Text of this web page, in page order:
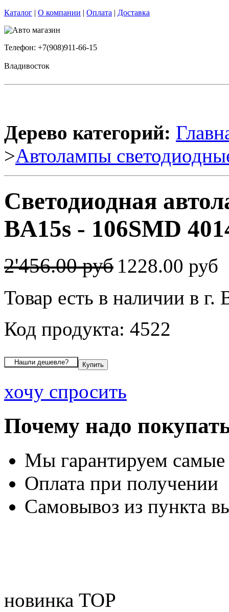
Каталог | О компании | Оплата | Доставка
Телефон: +7(908)911-66-15
Владивосток
Дерево категорий:
>Автолампы
Светодиодная
BA15s - 106SMD
2'456.00 руб 1228.00 руб
Товар есть в наличии в г.
Код продукта: 4522
хочу спросить
Почему надо
Мы гарантируем
Оплата при получении
Самовывоз из пункта
новинка TOP